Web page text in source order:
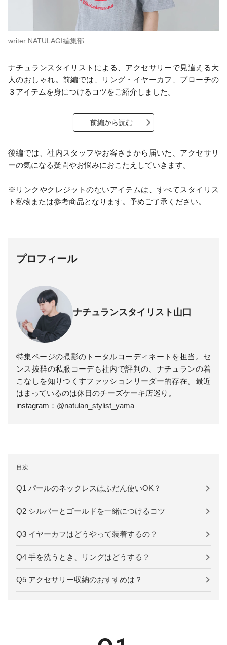
writer NATULAGI編集部
ナチュランスタイリストによる、アクセサリーで見違える大
人のおしゃれ。前編では、リング・イヤーカフ、ブローチの
３アイテムを身につけるコツをご紹介しました。
前編から読む
後編では、社内スタッフやお客さまから届いた、アクセサリ
ーの気になる疑問やお悩みにおこたえしていきます。
※リンクやクレジットのないアイテムは、すべてスタイリス
ト私物または参考商品となります。予めご了承ください。
プロフィール
ナチュランスタイリスト山口
特集ページの撮影のトータルコーディネートを担当。セ
ンス抜群の私服コーデも社内で評判の、ナチュランの着
こなしを知りつくすファッションリーダー的存在。最近
はまっているのは休日のチーズケーキ店巡り。
instagram： @natulan_stylist_yama
目次
Q1 パールのネックレスはふだん使いOK？
Q2 シルバーとゴールドを一緒につけるコツ
Q3 イヤーカフはどうやって装着するの？
Q4 手を洗うとき、リングはどうする？
Q5 アクセサリー収納のおすすめは？